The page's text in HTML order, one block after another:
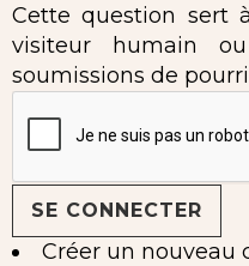
Cette question sert
visiteur humain
soumissions de
Créer un nouveau